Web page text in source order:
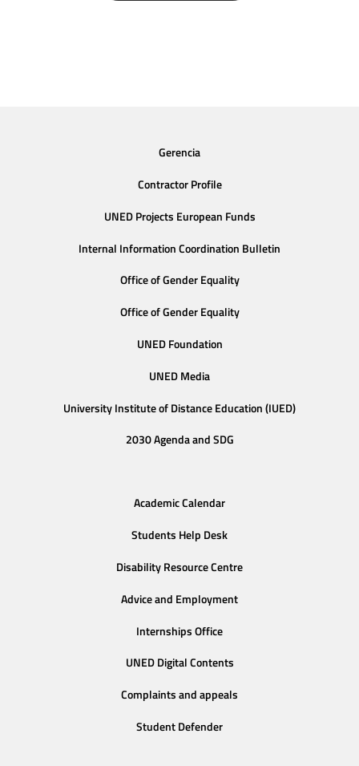
Gerencia
Contractor Profile
UNED Projects European Funds
Internal Information Coordination Bulletin
Office of Gender Equality
Office of Gender Equality
UNED Foundation
UNED Media
University Institute of Distance Education (IUED)
2030 Agenda and SDG
Academic Calendar
Students Help Desk
Disability Resource Centre
Advice and Employment
Internships Office
UNED Digital Contents
Complaints and appeals
Student Defender